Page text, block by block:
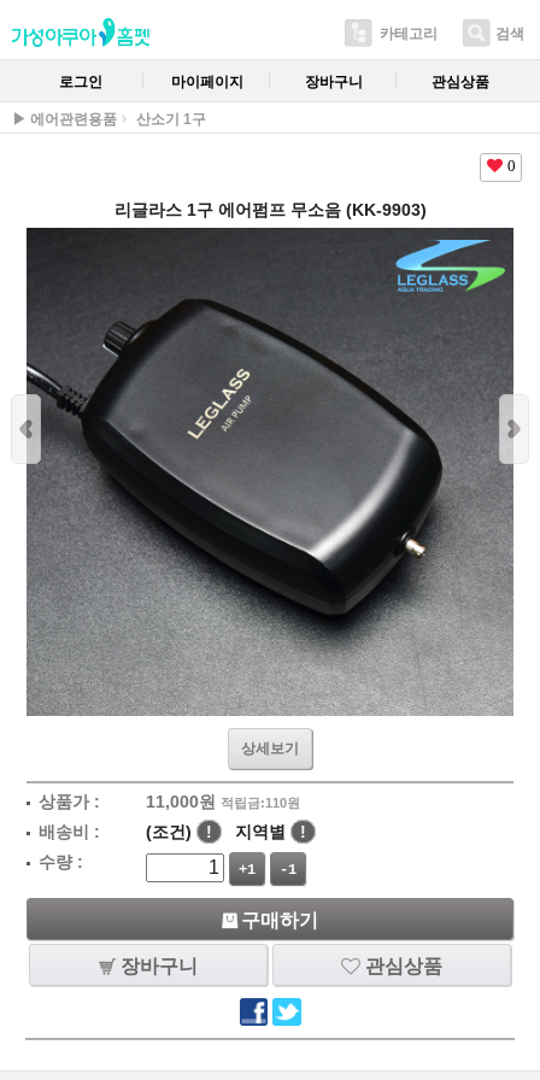
카테고리 검색
로그인 마이페이지 장바구니 관심상품
▶ 에어관련용품 산소기 1구
0
리글라스 1구 에어펌프 무소음 (KK-9903)
상세보기
상품가 : 11,000원 적립금:110원
배송비 : (조건) ! 지역별
!
수량 :
+1 -1
구매하기
장바구니 관심상품